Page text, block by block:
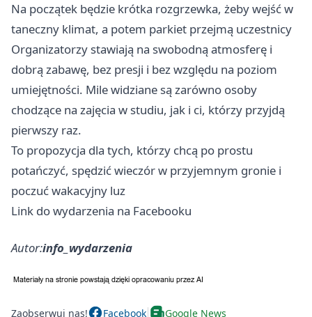
Na początek będzie krótka rozgrzewka, żeby wejść w
taneczny klimat, a potem parkiet przejmą uczestnicy
Organizatorzy stawiają na swobodną atmosferę i
dobrą zabawę, bez presji i bez względu na poziom
umiejętności. Mile widziane są zarówno osoby
chodzące na zajęcia w studiu, jak i ci, którzy przyjdą
pierwszy raz.
To propozycja dla tych, którzy chcą po prostu
potańczyć, spędzić wieczór w przyjemnym gronie i
poczuć wakacyjny luz
Link do wydarzenia na Facebooku
Autor:info_wydarzenia
Zaobserwuj nas! Facebook Google News